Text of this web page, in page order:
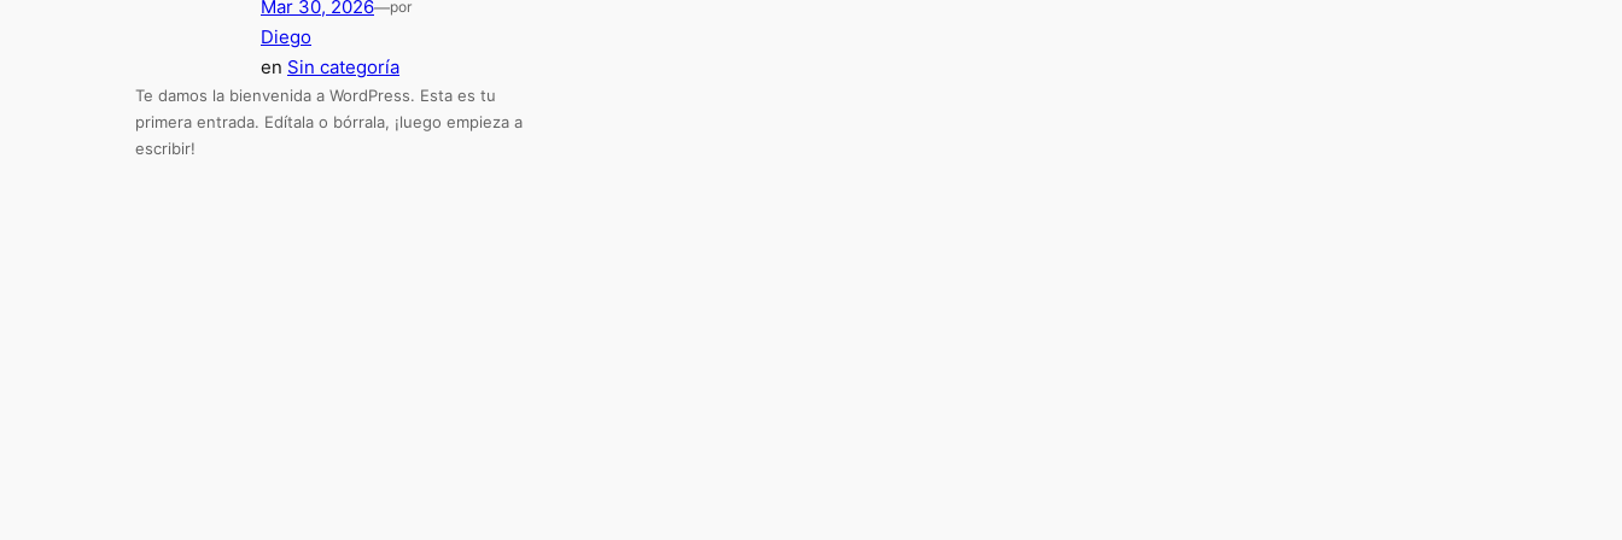
Mar 30, 2026—por
Diego
en Sin categoría
Te damos la bienvenida a WordPress. Esta es tu
primera entrada. Edítala o bórrala, ¡luego empieza a
escribir!